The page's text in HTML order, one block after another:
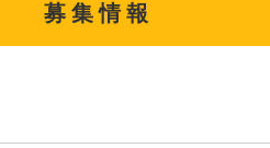
募集情報